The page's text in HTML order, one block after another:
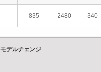
835 2480 340
デルチェンジ